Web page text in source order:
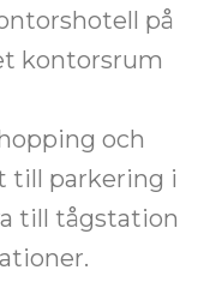
på
kontorsrum
och
till parkering i
till tågstation